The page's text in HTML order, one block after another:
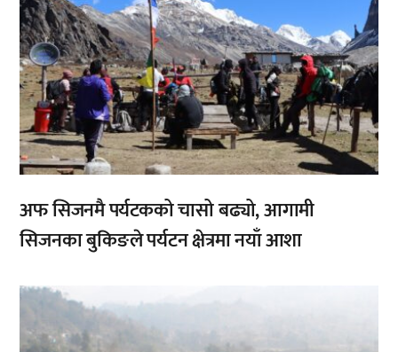
अफ सिजनमै पर्यटकको चासो बढ्यो, आगामी
सिजनका बुकिङले पर्यटन क्षेत्रमा नयाँ आशा
,